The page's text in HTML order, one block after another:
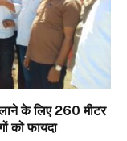
के लिए 260 मीटर
को फायदा